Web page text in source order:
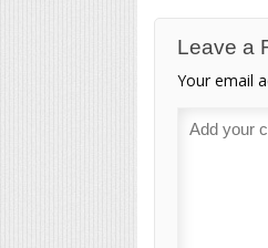
Leave a
Your email